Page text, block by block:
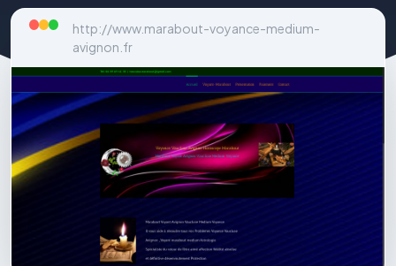
http://www.marabout-voyance-medium-
avignon.fr